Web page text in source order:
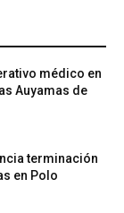
médico en
Auyamas de
terminación
en Polo